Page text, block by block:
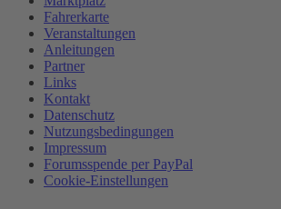
Fahrerkarte
Veranstaltungen
Anleitungen
Partner
Links
Kontakt
Datenschutz
Nutzungsbedingungen
Impressum
Forumsspende per PayPal
Cookie-Einstellungen